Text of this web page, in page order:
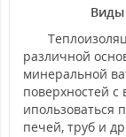
Виды
различной
минеральной
поверхностей
ипользоваться
печей, труб и